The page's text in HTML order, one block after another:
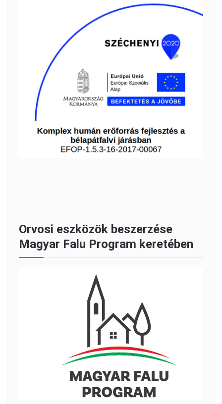
Orvosi eszközök beszerzése
Magyar Falu Program keretében